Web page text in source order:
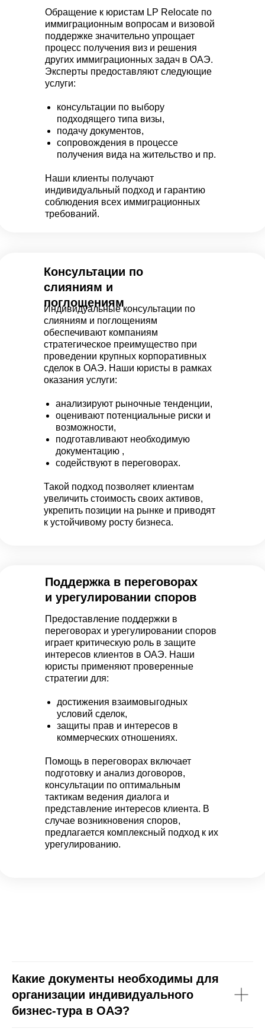
Обращение к юристам LP Relocate по
иммиграционным вопросам и визовой
поддержке значительно упрощает
процесс получения виз и решения
других иммиграционных задач в ОАЭ.
Эксперты предоставляют следующие
услуги:
консультации по выбору
подходящего типа визы,
подачу документов,
сопровождения в процессе
получения вида на жительство и пр.
Наши клиенты получают
индивидуальный подход и гарантию
соблюдения всех иммиграционных
требований.
Индивидуальные консультации по
слияниям и поглощениям
обеспечивают компаниям
стратегическое преимущество при
проведении крупных корпоративных
сделок в ОАЭ. Наши юристы в рамках
оказания услуги:
анализируют рыночные тенденции,
оценивают потенциальные риски и
возможности,
подготавливают необходимую
документацию ,
содействуют в переговорах.
Такой подход позволяет клиентам
увеличить стоимость своих активов,
укрепить позиции на рынке и приводят
к устойчивому росту бизнеса.
Консультации по
слияниям и
поглощениям
Предоставление поддержки в
переговорах и урегулировании споров
играет критическую роль в защите
интересов клиентов в ОАЭ. Наши
юристы применяют проверенные
стратегии для:
достижения взаимовыгодных
условий сделок,
защиты прав и интересов в
коммерческих отношениях.
Помощь в переговорах включает
подготовку и анализ договоров,
консультации по оптимальным
тактикам ведения диалога и
представление интересов клиента. В
случае возникновения споров,
предлагается комплексный подход к их
урегулированию.
Поддержка в переговорах
и урегулировании споров
Какие документы необходимы для
организации индивидуального
бизнес-тура в ОАЭ?